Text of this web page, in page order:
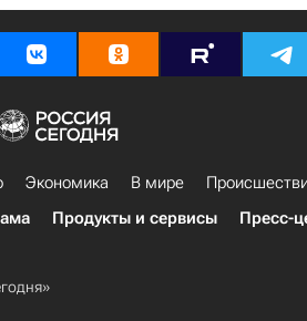
Экономика В мире
Продукты и сервисы Пресс-